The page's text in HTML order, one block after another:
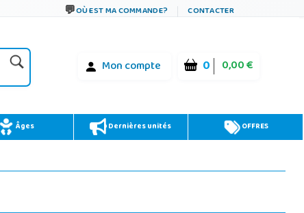
OÙ EST MA COMMANDE? CONTACTER
Mon compte 0 0,00 €
Âges Dernières unités OFFRES